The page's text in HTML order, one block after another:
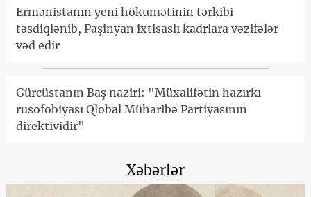
Ermənistanın yeni hökumətinin tərkibi
təsdiqlənib, Paşinyan ixtisaslı kadrlara vəzifələr
vəd edir
Gürcüstanın Baş naziri: "Müxalifətin hazırkı
rusofobiyası Qlobal Müharibə Partiyasının
direktividir"
Xəbərlər